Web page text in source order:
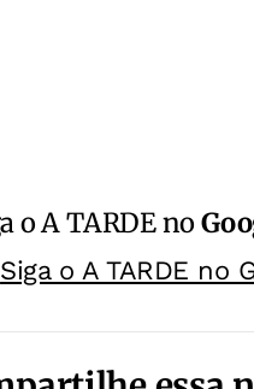
o A TARDE no
Siga o A TARDE no